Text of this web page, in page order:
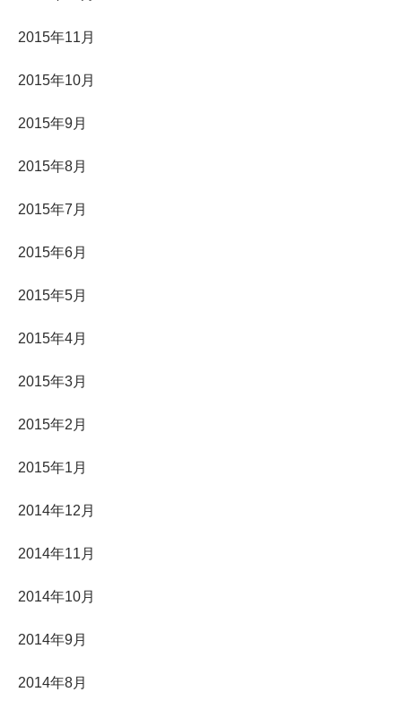
2015年11月
2015年10月
2015年9月
2015年8月
2015年7月
2015年6月
2015年5月
2015年4月
2015年3月
2015年2月
2015年1月
2014年12月
2014年11月
2014年10月
2014年9月
2014年8月